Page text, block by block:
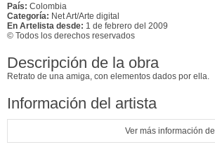
País: Colombia
Categoría: Net Art/Arte digital
En Artelista desde: 1 de febrero del 2009
© Todos los derechos reservados
Descripción de la obra
Retrato de una amiga, con elementos dados por ella.
Información del artista
Ver más información de